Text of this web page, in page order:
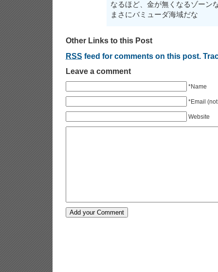
なるほど、金が無くなるゾーン
まさにバミューダ海域だな
Other Links to this Post
RSS feed for comments on this post.
Leave a comment
*Name
*Email
Website